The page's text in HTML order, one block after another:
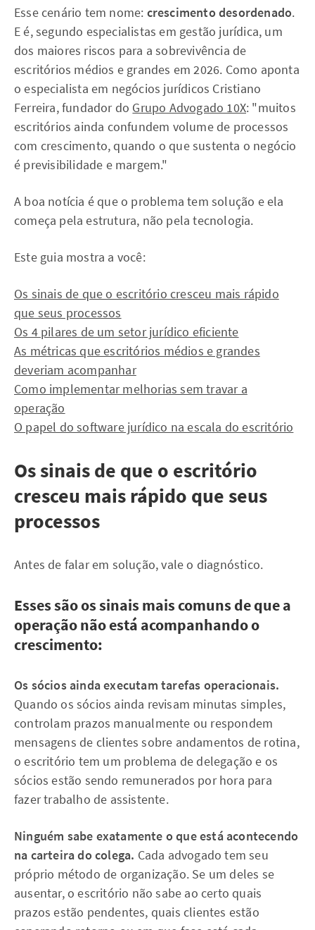
Esse cenário tem nome: crescimento desordenado.
E é, segundo especialistas em gestão jurídica, um
dos maiores riscos para a sobrevivência de
escritórios médios e grandes em 2026. Como aponta
o especialista em negócios jurídicos Cristiano
Ferreira, fundador do Grupo Advogado 10X: "muitos
escritórios ainda confundem volume de processos
com crescimento, quando o que sustenta o negócio
é previsibilidade e margem."
A boa notícia é que o problema tem solução e ela
começa pela estrutura, não pela tecnologia.
Este guia mostra a você:
Os sinais de que o escritório cresceu mais rápido
que seus processos
Os 4 pilares de um setor jurídico eficiente
As métricas que escritórios médios e grandes
deveriam acompanhar
Como implementar melhorias sem travar a
operação
O papel do software jurídico na escala do escritório
Os sinais de que o escritório
cresceu mais rápido que seus
processos
Antes de falar em solução, vale o diagnóstico.
Esses são os sinais mais comuns de que a
operação não está acompanhando o
crescimento:
Os sócios ainda executam tarefas operacionais.
Quando os sócios ainda revisam minutas simples,
controlam prazos manualmente ou respondem
mensagens de clientes sobre andamentos de rotina,
o escritório tem um problema de delegação e os
sócios estão sendo remunerados por hora para
fazer trabalho de assistente.
Ninguém sabe exatamente o que está acontecendo
na carteira do colega. Cada advogado tem seu
próprio método de organização. Se um deles se
ausentar, o escritório não sabe ao certo quais
prazos estão pendentes, quais clientes estão